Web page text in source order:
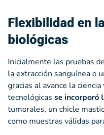
Flexibilidad en
biológicas
Inicialmente las pruebas
la extracción sanguínea o
gracias al avance la
tecnológicas se incorporó
tumorales, un chicle
como muestras válidas